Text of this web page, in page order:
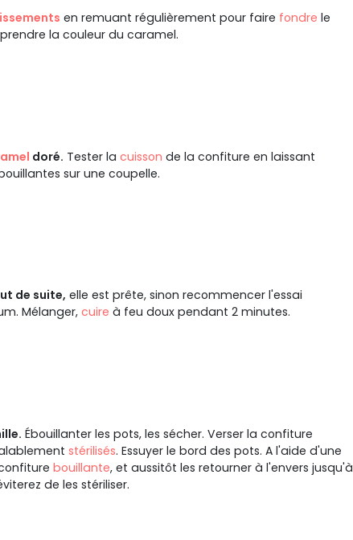
en remuant régulièrement pour faire fondre le
la couleur du caramel.
doré. Tester la cuisson de la confiture en laissant
sur une coupelle.
de suite, elle est prête, sinon recommencer l'essai
Mélanger, cuire à feu doux pendant 2 minutes.
Ébouillanter les pots, les sécher. Verser la confiture
stérilisés. Essuyer le bord des pots. A l'aide d'une
bouillante, et aussitôt les retourner à l'envers jusqu'à
de les stériliser.